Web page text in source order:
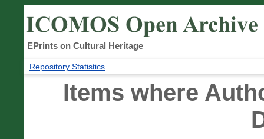
EPrints on Cultural Heritage
Repository Statistics
Items where